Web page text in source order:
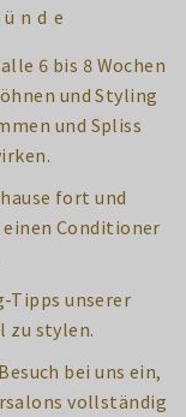
6 bis 8 Wochen
und Styling
und Spliss
fort und
einen Conditioner
Tipps unserer
zu stylen.
bei uns ein,
vollständig